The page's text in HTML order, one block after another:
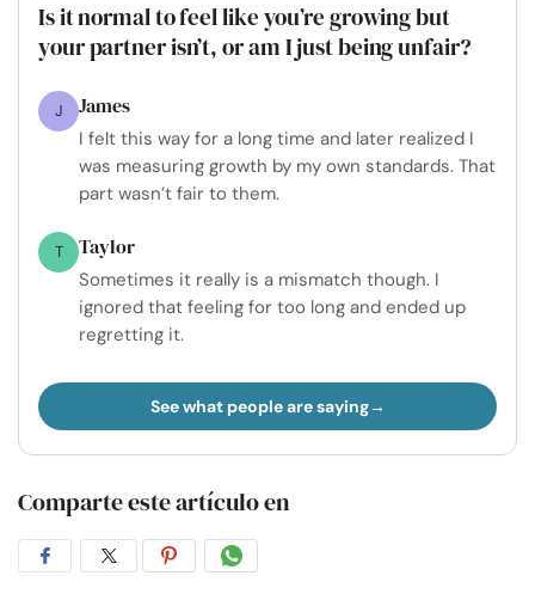
Is it normal to feel like you’re growing but
your partner isn’t, or am I just being unfair?
J James
I felt this way for a long time and later realized I
was measuring growth by my own standards. That
part wasn’t fair to them.
T Taylor
Sometimes it really is a mismatch though. I
ignored that feeling for too long and ended up
regretting it.
See what people are saying
Comparte este artículo en
CompartirCompartirCompartirCompartir